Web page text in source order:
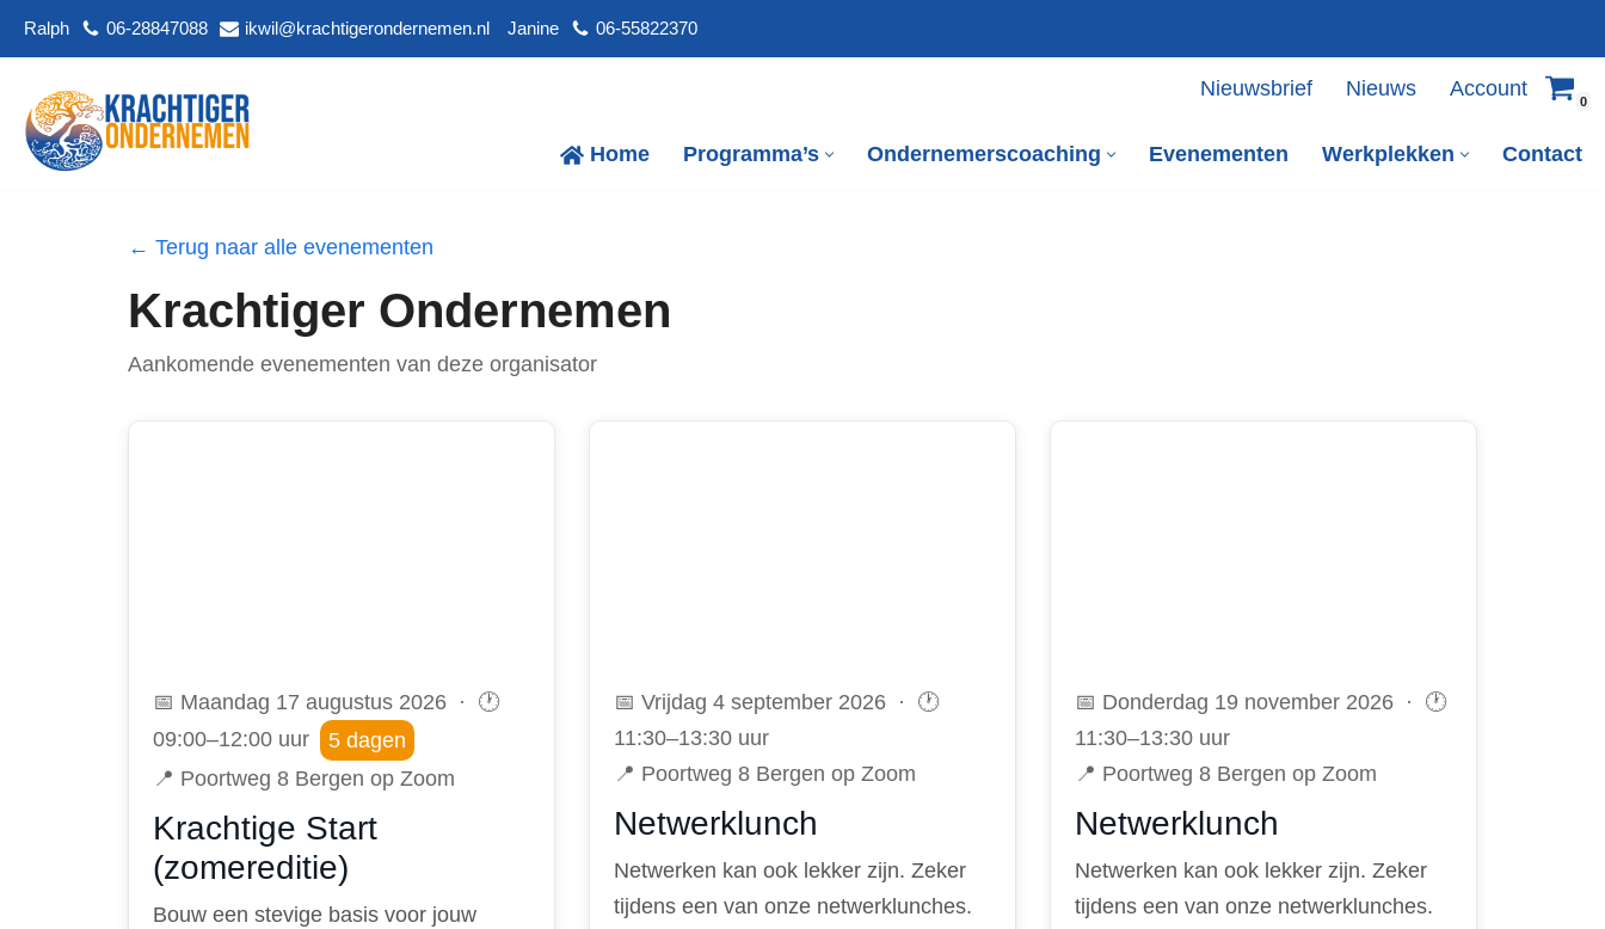
naar
de
inhoud
Ralph 06-28847088 ikwil@krachtigerondernemen.nl Janine 06-55822370
Nieuwsbrief Nieuws Account
0
Home Programma’s Ondernemerscoaching Evenementen Werkplekken Contact
← Terug naar alle evenementen
Krachtiger Ondernemen
Aankomende evenementen van deze organisator
📅 Maandag 17 augustus 2026 · 🕐
09:00–12:00 uur
5 dagen
📍 Poortweg 8 Bergen op Zoom
Krachtige Start
(zomereditie)
Bouw een stevige basis voor jouw
📅 Vrijdag 4 september 2026 · 🕐
11:30–13:30 uur
📍 Poortweg 8 Bergen op Zoom
Netwerklunch
Netwerken kan ook lekker zijn. Zeker
tijdens een van onze netwerklunches.
📅 Donderdag 19 november 2026 · 🕐
11:30–13:30 uur
📍 Poortweg 8 Bergen op Zoom
Netwerklunch
Netwerken kan ook lekker zijn. Zeker
tijdens een van onze netwerklunches.